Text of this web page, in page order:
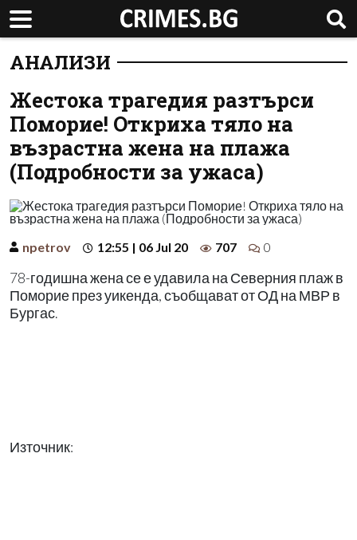
АНАЛИЗИ
Жестока трагедия разтърси
Поморие! Откриха тяло на
възрастна жена на плажа
(Подробности за ужаса)
npetrov 12:55 | 06 Jul 20 707 0
78-годишна жена се е удавила на Северния плаж в
Поморие през уикенда, съобщават от ОД на МВР в
Бургас.
Източник: